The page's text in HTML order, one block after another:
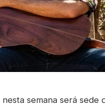
semana será sede